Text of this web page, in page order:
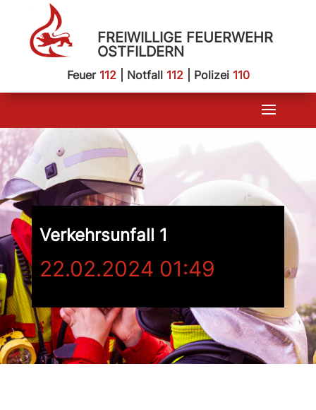
FREIWILLIGE FEUERWEHR
OSTFILDERN
Feuer 112| Notfall 112| Polizei 110
Verkehrsunfall 1
22.02.2024 01:49